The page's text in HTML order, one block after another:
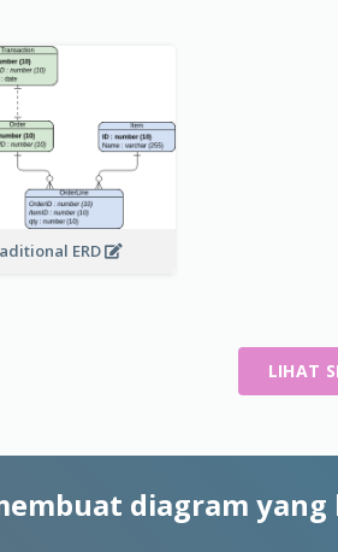
ERD
LIHAT
diagram yang